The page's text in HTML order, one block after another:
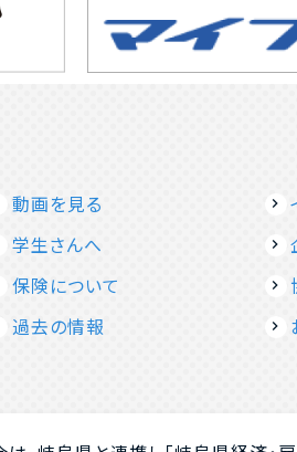
動画を見る
学生さんへ
保険について
過去の情報